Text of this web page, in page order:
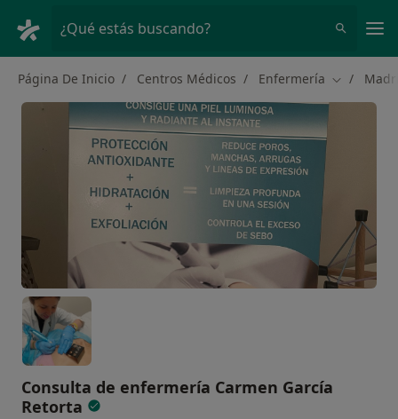
¿Qué estás buscando?
Página De Inicio Centros Médicos Enfermería Cambiar
Consulta de enfermería Carmen García
Retorta